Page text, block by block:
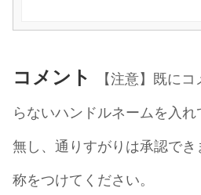
コメント
【注意】既に
らないハンドルネームを入
無し、通りすがりは承認で
称をつけてください。